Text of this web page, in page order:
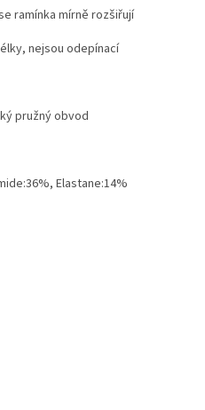
ramínka mírně rozšiřují
nejsou odepínací
pružný obvod
Elastane:14%